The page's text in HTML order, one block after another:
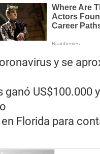
y se
ganó US$100.000
Florida para